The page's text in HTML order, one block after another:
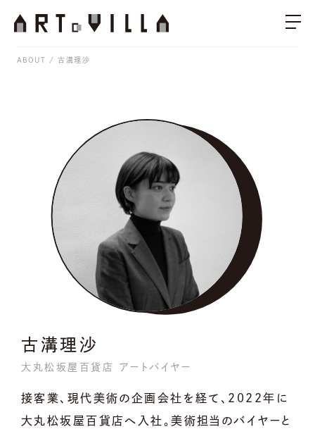
ABOUT 古溝理沙
古溝理沙
大丸松坂屋百貨店 アートバイヤー
接客業、現代美術の企画会社を経て、2022年に
大丸松坂屋百貨店へ入社。美術担当のバイヤーと